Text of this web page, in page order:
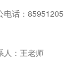
电话：85951205
人：王老师